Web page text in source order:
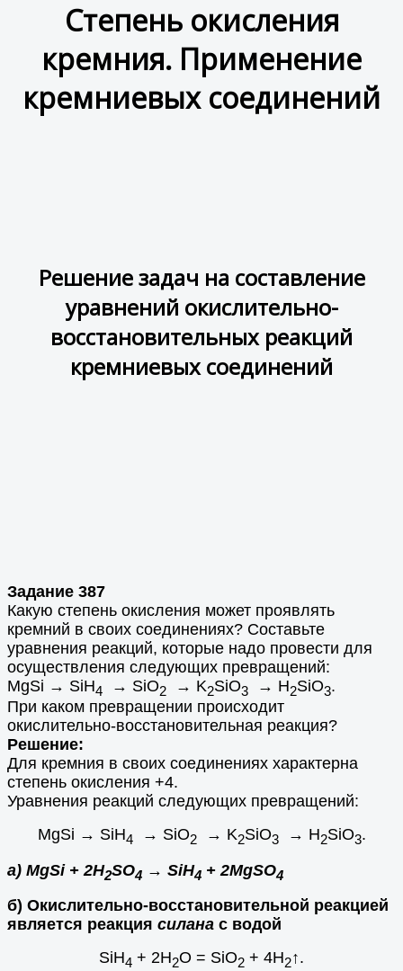
Степень окисления
кремния. Применение
кремниевых соединений
Решение задач на составление
уравнений окислительно-
восстановительных реакций
кремниевых соединений
Задание 387
Какую степень окисления может проявлять
кремний в своих соединениях? Составьте
уравнения реакций, которые надо провести для
осуществления следующих превращений:
МgSi → SiH4 → SiO2 → K2SiO3 → Н2SiO3.
При каком превращении происходит
окислительно-восстановительная реакция?
Решение:
Для кремния в своих соединениях характерна
степень окисления +4.
Уравнения реакций следующих превращений:
МgSi → SiH4 → SiO2→ K2SiO3→ Н2SiO3.
а) МgSi + 2H2SO4 → SiH4 + 2MgSO4
б) Окислительно-восстановительной реакцией
является реакция силана с водой
SiH4 + 2Н2О = SiO2 + 4H2↑.